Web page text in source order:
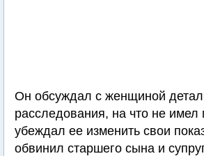
Он обсуждал с женщиной
расследования, на что не имел
убеждал ее изменить свои
обвинил старшего сына и